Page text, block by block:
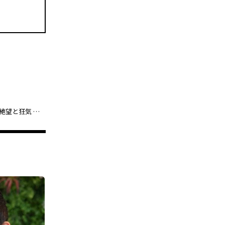
古川琴音が「本当の意味でゾッとした」ホラー映画『みなに幸あれ』。演技で体感した絶望と狂気 、そして切り開いた新境地